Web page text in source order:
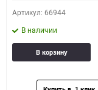
Артикул: 66944
В наличии
В корзину